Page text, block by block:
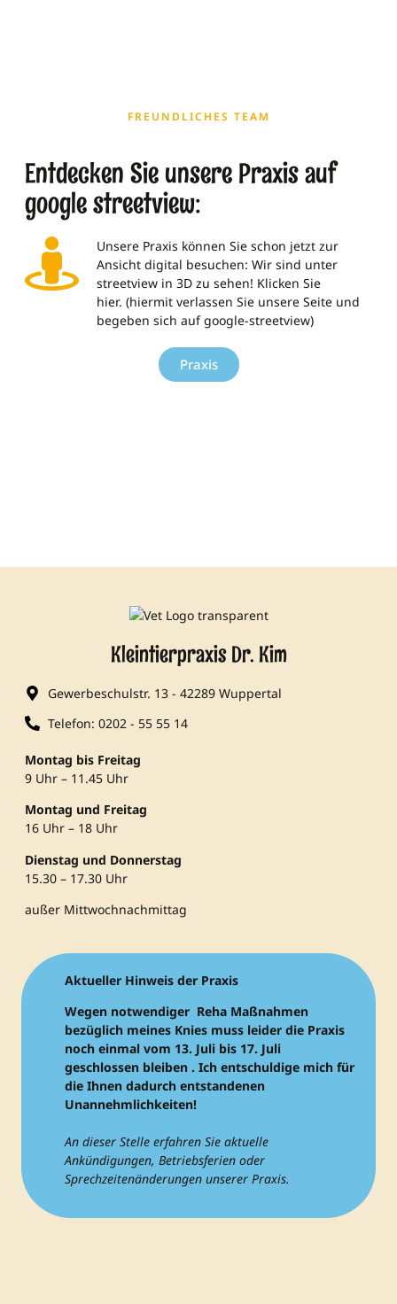
FREUNDLICHES TEAM
Entdecken Sie unsere Praxis auf
google streetview:
Unsere Praxis können Sie schon jetzt zur
Ansicht digital besuchen: Wir sind unter
streetview in 3D zu sehen! Klicken Sie
hier. (hiermit verlassen Sie unsere Seite und
begeben sich auf google-streetview)
Praxis
Kleintierpraxis Dr. Kim
Gewerbeschulstr. 13 - 42289 Wuppertal
Telefon: 0202 - 55 55 14
Montag bis Freitag
9 Uhr – 11.45 Uhr
Montag und Freitag
16 Uhr – 18 Uhr
Dienstag und Donnerstag
15.30 – 17.30 Uhr
außer Mittwochnachmittag
Aktueller Hinweis der Praxis
Wegen notwendiger Reha Maßnahmen
bezüglich meines Knies muss leider die Praxis
noch einmal vom 13. Juli bis 17. Juli
geschlossen bleiben . Ich entschuldige mich für
die Ihnen dadurch entstandenen
Unannehmlichkeiten!
An dieser Stelle erfahren Sie aktuelle
Ankündigungen, Betriebsferien oder
Sprechzeitenänderungen unserer Praxis.